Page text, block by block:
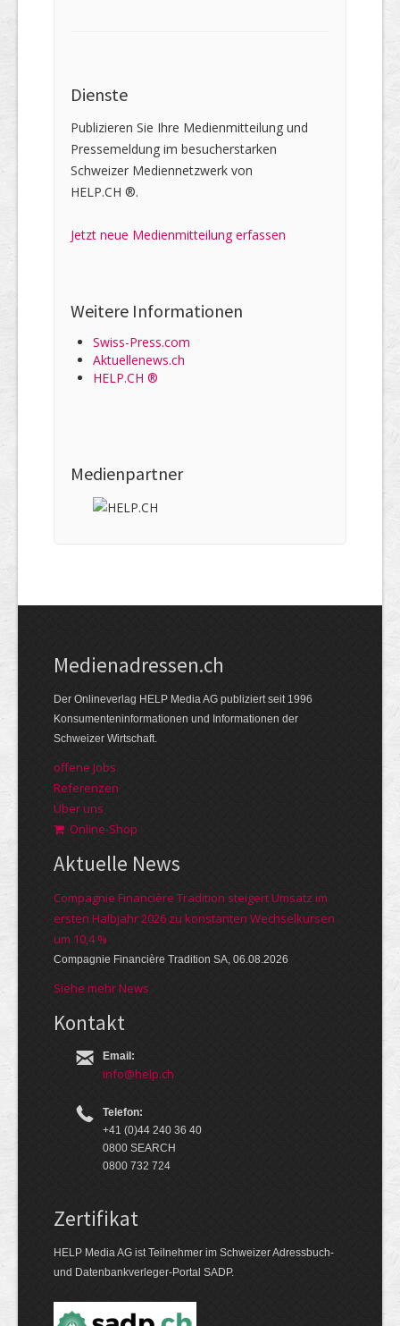
Dienste
Publizieren Sie Ihre Medienmitteilung und
Pressemeldung im besucherstarken
Schweizer Mediennetzwerk von
HELP.CH ®.
Jetzt neue Medienmitteilung erfassen
Weitere Informationen
Swiss-Press.com
Aktuellenews.ch
HELP.CH ®
Medienpartner
Medienadressen.ch
Der Onlineverlag HELP Media AG publiziert seit 1996
Konsumenteninformationen und Informationen der
Schweizer Wirtschaft.
offene Jobs
Referenzen
Über uns
Online-Shop
Aktuelle News
Compagnie Financière Tradition steigert Umsatz im
ersten Halbjahr 2026 zu konstanten Wechselkursen
um 10,4 %
Compagnie Financière Tradition SA, 06.08.2026
Siehe mehr News
Kontakt
Email:
info@help.ch
Telefon:
+41 (0)44 240 36 40
0800 SEARCH
0800 732 724
Zertifikat
HELP Media AG ist Teilnehmer im Schweizer Adressbuch-
und Datenbankverleger-Portal SADP.